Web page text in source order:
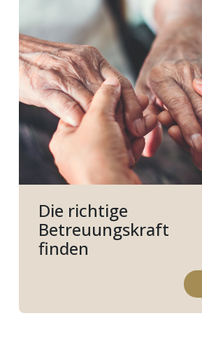
Die richtige
Betreuungskraft
finden